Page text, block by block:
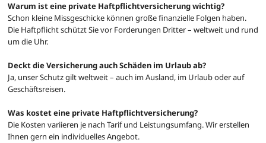
Warum ist eine private Haftpflichtversicherung wichtig?
Schon kleine Missgeschicke können große finanzielle Folgen haben.
Die Haftpflicht schützt Sie vor Forderungen Dritter – weltweit und rund
um die Uhr.
Deckt die Versicherung auch Schäden im Urlaub ab?
Ja, unser Schutz gilt weltweit – auch im Ausland, im Urlaub oder auf
Geschäftsreisen.
Was kostet eine private Haftpflichtversicherung?
Die Kosten variieren je nach Tarif und Leistungsumfang. Wir erstellen
Ihnen gern ein individuelles Angebot.